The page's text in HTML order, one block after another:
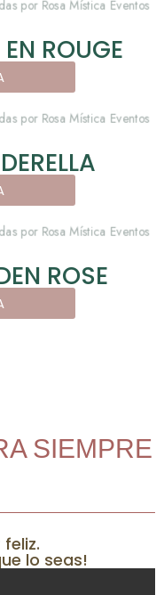
ROUGE
ROSE
SIEMPRE
feliz.
lo seas!